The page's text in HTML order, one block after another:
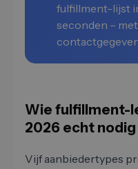
fulfillment-lijst
seconden –
Wie fulfillment-
2026 echt
Vijf aanbiedertypes